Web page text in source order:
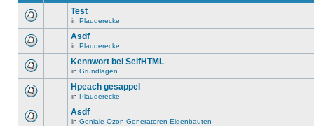
Test
in Plauderecke
Asdf
in Plauderecke
Kennwort bei SelfHTML
in Grundlagen
Hpeach gesappel
in Plauderecke
Asdf
in Geniale Ozon Generatoren Eigenbauten